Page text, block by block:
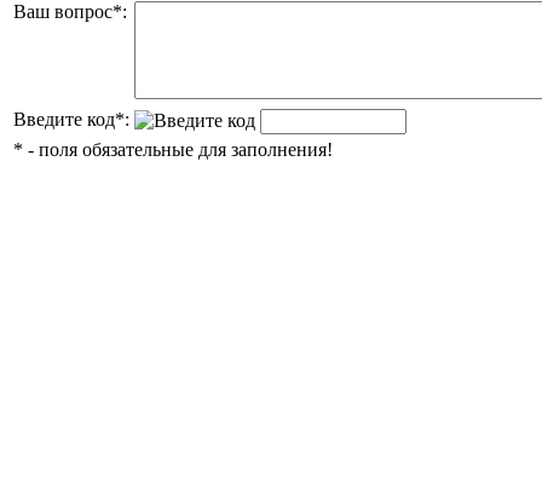
Ваш вопрос*:
Введите код*:
* - поля обязательные для заполнения!